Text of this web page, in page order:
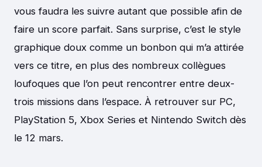
vous faudra les suivre autant que possible afin de
faire un score parfait. Sans surprise, c’est le style
graphique doux comme un bonbon qui m’a attirée
vers ce titre, en plus des nombreux collègues
loufoques que l’on peut rencontrer entre deux-
trois missions dans l’espace. À retrouver sur PC,
PlayStation 5, Xbox Series et Nintendo Switch dès
le 12 mars.